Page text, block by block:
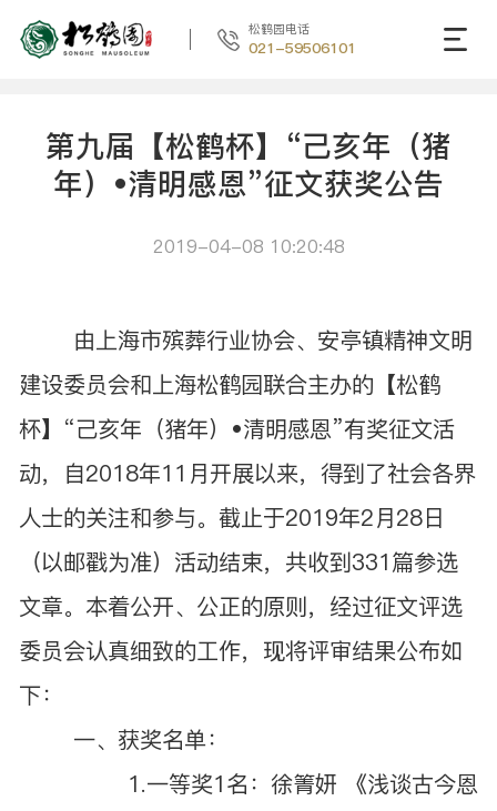
松鹤园电话
021-59506101
第九届【松鹤杯】“己亥年（猪
年）•清明感恩”征文获奖公告
2019-04-08 10:20:48
由上海市殡葬行业协会、安亭镇精神文明
建设委员会和上海松鹤园联合主办的【松鹤
杯】“己亥年（猪年）•清明感恩”有奖征文活
动，自2018年11月开展以来，得到了社会各界
人士的关注和参与。截止于2019年2月28日
（以邮戳为准）活动结束，共收到331篇参选
文章。本着公开、公正的原则，经过征文评选
委员会认真细致的工作，现将评审结果公布如
下：
一、获奖名单：
1.一等奖1名：徐箐妍 《浅谈古今恩